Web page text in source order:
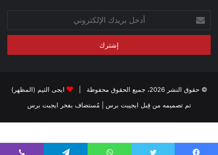
بريدك
الإلكتروني
© حقوق النشر 2026، جميع الحقوق محفوظة |
ايجى الثيم (المظهر)
تم تصميمه من قِبل ايجيبت برس | مُستضاف بفخر ايجبت برس